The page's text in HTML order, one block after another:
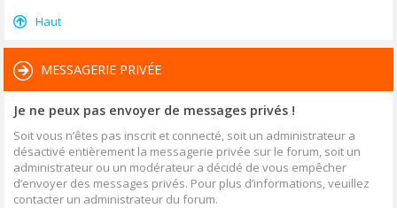
Haut
MESSAGERIE PRIVÉE
Je ne peux pas envoyer de messages privés !
Soit vous n’êtes pas inscrit et connecté, soit un administrateur a
désactivé entièrement la messagerie privée sur le forum, soit un
administrateur ou un modérateur a décidé de vous empêcher
d’envoyer des messages privés. Pour plus d’informations, veuillez
contacter un administrateur du forum.